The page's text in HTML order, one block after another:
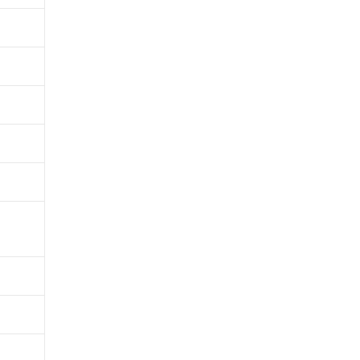
させていただ
き作成されるも
をご了承くださ
御機器販売店・
ようお願いしま
にご登録され
社の共同利用者
とをご了承くだ
」に記載されて
ず変更すること
1000ppm以下、
) : 1000ppm、
、
貨物等」とい
要な手段を講じ
これらの製造装
通知します。
ムロン制御